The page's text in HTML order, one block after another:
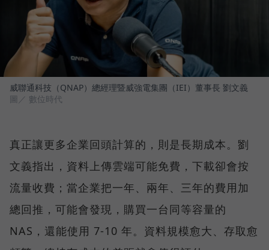
威聯通科技（QNAP）總經理暨威強電集團（IEI）董事長 劉文義
圖／ 數位時代
真正讓更多企業回頭計算的，則是長期成本。劉
文義指出，資料上傳雲端可能免費，下載卻會按
流量收費；當企業把一年、兩年、三年的費用加
總回推，可能會發現，購買一台同等容量的
NAS，還能使用 7-10 年。資料規模愈大、存取愈